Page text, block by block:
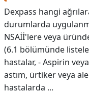
Dexpass hangi
durumlarda
NSAİİ'lere veya
(6.1 bölümünde
hastalar, - Aspirin
astım, ürtiker veya
hastalarda ...